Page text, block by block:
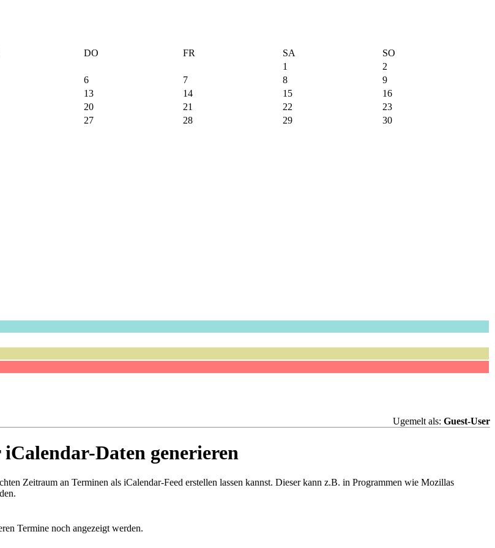
DO FR SA
SO
1
2
6 7 8
9
13 14 15
16
20 21 22
23
27 28 29
30
Ugemelt als: Guest-User
Daten generieren
Zeitraum an Terminen als iCalendar-Feed erstellen lassen kannst. Dieser kann z.B. in Programmen wie Mozillas
Termine noch angezeigt werden.